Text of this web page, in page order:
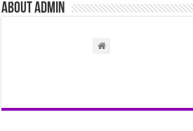
About admin